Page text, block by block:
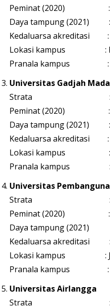
Peminat (2020) :
Daya tampung (2021) :
Kedaluarsa akreditasi :
Lokasi kampus :
Pranala kampus :
Universitas Gadjah Mada
Strata :
Peminat (2020) :
Daya tampung (2021) :
Kedaluarsa akreditasi :
Lokasi kampus : DI
Pranala kampus
Universitas
Strata :
Peminat (2020) :
Daya tampung (2021)
Kedaluarsa akreditasi :
Lokasi kampus :
Pranala kampus
Universitas Airlangga
Strata :